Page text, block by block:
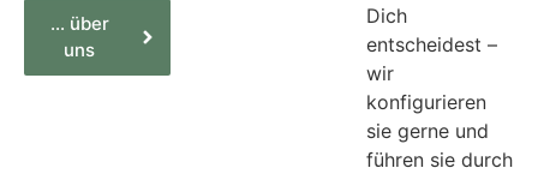
... über
uns
Dich
entscheidest –
wir
konfigurieren
sie gerne und
führen sie durch